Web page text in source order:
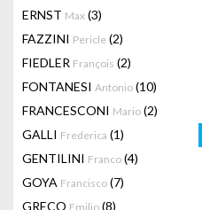
ERNST Max (3)
FAZZINI Pericle (2)
FIEDLER François (2)
FONTANESI Antonio (10)
FRANCESCONI Mario (2)
GALLI Frederica (1)
GENTILINI Franco (4)
GOYA Francisco (7)
GRECO Emilio (8)